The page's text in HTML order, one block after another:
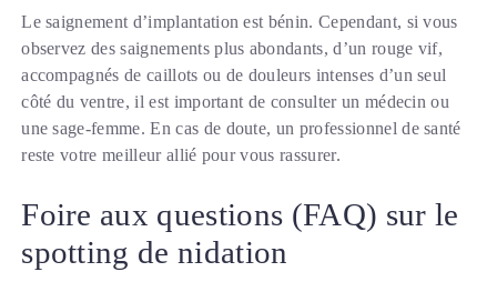
Le saignement d’implantation est bénin. Cependant, si vous
observez des saignements plus abondants, d’un rouge vif,
accompagnés de caillots ou de douleurs intenses d’un seul
côté du ventre, il est important de consulter un médecin ou
une sage-femme. En cas de doute, un professionnel de santé
reste votre meilleur allié pour vous rassurer.
Foire aux questions (FAQ) sur le
spotting de nidation